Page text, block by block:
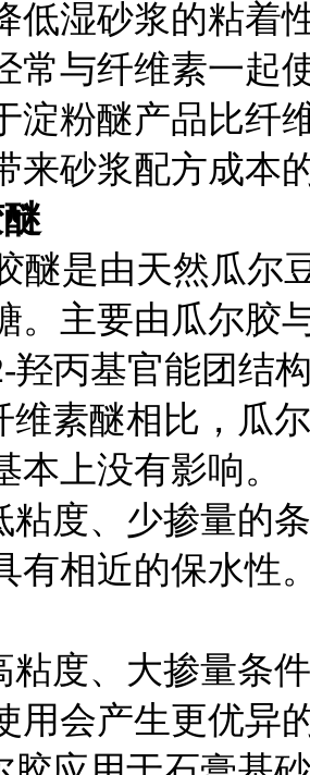
低湿砂浆的粘着
常与纤维素一起
淀粉醚产品比纤
来砂浆配方成本
是由天然瓜尔
。主要由瓜尔胶
羟丙基官能团结
素醚相比，瓜
本上没有影响。
度、少掺量的
有相近的保水性
度、大掺量条
用会产生更优异